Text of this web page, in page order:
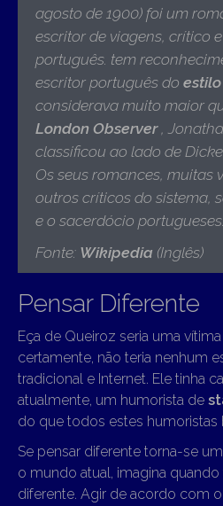
agosto de 1900) foi um
escritor de viagens, crítico
português. tem
escritor português do
considerava muito maior
London Observer,
classificou ao lado de
Os seus romances, muitas
outros críticos do sistema,
e o sacerdócio portugueses
Fonte: Wikipedia (Inglês)
Pensar Diferente
Eça de Queiroz seria uma
certamente, não teria nenhum
tradicional e Internet. Ele tinha
atualmente, um humorista de
do que todos estes humoristas
Se pensar diferente torna-se
o mundo atual, imagina
diferente. Agir de acordo com